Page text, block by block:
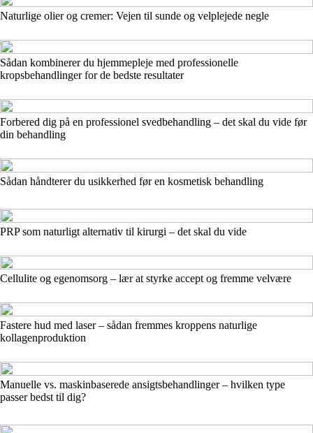
Naturlige olier og cremer: Vejen til sunde og velplejede negle
Sådan kombinerer du hjemmepleje med professionelle
kropsbehandlinger for de bedste resultater
Forbered dig på en professionel svedbehandling – det skal du vide før
din behandling
Sådan håndterer du usikkerhed før en kosmetisk behandling
PRP som naturligt alternativ til kirurgi – det skal du vide
Cellulite og egenomsorg – lær at styrke accept og fremme velvære
Fastere hud med laser – sådan fremmes kroppens naturlige
kollagenproduktion
Manuelle vs. maskinbaserede ansigtsbehandlinger – hvilken type
passer bedst til dig?